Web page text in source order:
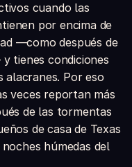
cuando las
por encima de
—como después de
tienes condiciones
Por eso
veces reportan más
de las tormentas
de casa de Texas
húmedas del